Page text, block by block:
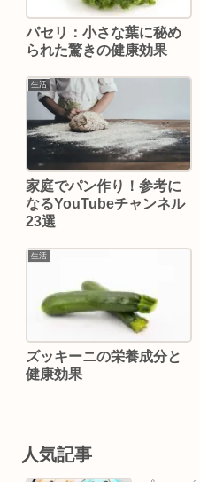
パセリ：小さな葉に秘め
られた驚きの健康効果
生活
家庭でパン作り！参考に
なるYouTubeチャンネル
23選
生活
ズッキーニの栄養成分と
健康効果
人気記事